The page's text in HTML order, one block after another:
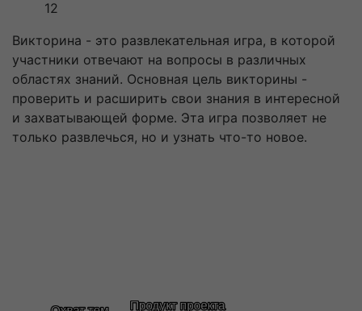
12
Викторина - это развлекательная игра, в которой
участники отвечают на вопросы в различных
областях знаний. Основная цель викторины -
проверить и расширить свои знания в интересной
и захватывающей форме. Эта игра позволяет не
только развлечься, но и узнать что-то новое.